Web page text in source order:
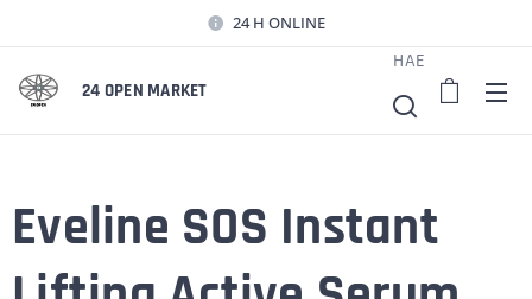
24 H ONLINE
24 OPEN MARKET
HAE
Eveline SOS Instant